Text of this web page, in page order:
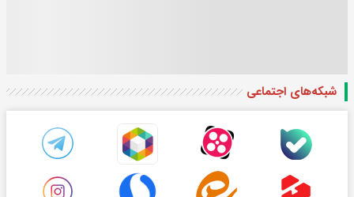
شبکه‌های اجتماعی